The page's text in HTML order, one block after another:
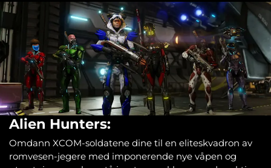
Alien Hunters:
Omdann XCOM-soldatene dine til en eliteskvadron av
romvesen-jegere med imponerende nye våpen og